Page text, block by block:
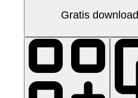
Gratis download